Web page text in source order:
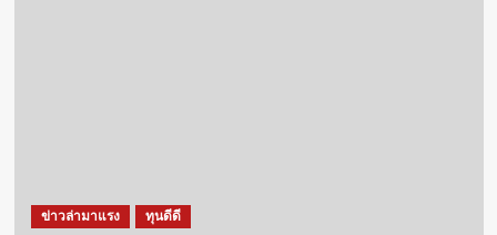
ข่าวล่ามาแรง ทุนดีดี